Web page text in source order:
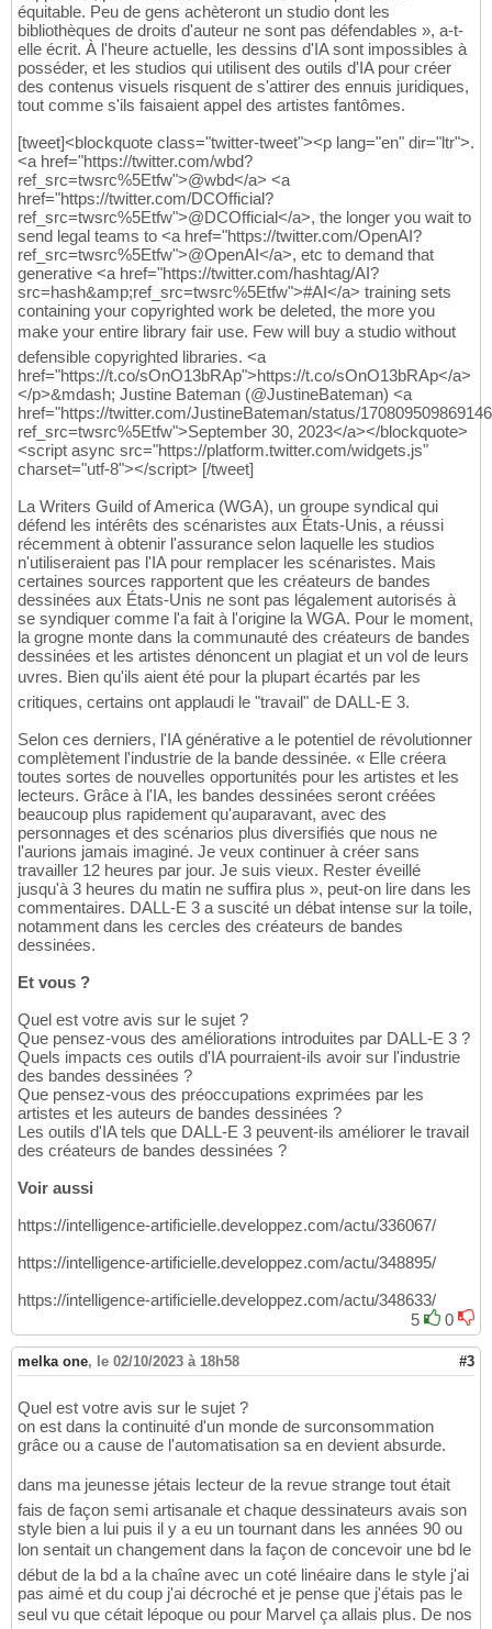
équitable. Peu de gens achèteront un studio dont les
bibliothèques de droits d'auteur ne sont pas défendables », a-t-
elle écrit. À l'heure actuelle, les dessins d'IA sont impossibles à
posséder, et les studios qui utilisent des outils d'IA pour créer
des contenus visuels risquent de s'attirer des ennuis juridiques,
tout comme s'ils faisaient appel des artistes fantômes.
[tweet]<blockquote class="twitter-tweet"><p lang="en" dir="ltr">.
<a href="https://twitter.com/wbd?
ref_src=twsrc%5Etfw">@wbd</a> <a
href="https://twitter.com/DCOfficial?
ref_src=twsrc%5Etfw">@DCOfficial</a>, the longer you wait to
send legal teams to <a href="https://twitter.com/OpenAI?
ref_src=twsrc%5Etfw">@OpenAI</a>, etc to demand that
generative <a href="https://twitter.com/hashtag/AI?
src=hash&amp;ref_src=twsrc%5Etfw">#AI</a> training sets
containing your copyrighted work be deleted, the more you
make your entire library fair use. Few will buy a studio without
defensible copyrighted libraries. <a
href="https://t.co/sOnO13bRAp">https://t.co/sOnO13bRAp</a>
</p>&mdash; Justine Bateman (@JustineBateman) <a
href="https://twitter.com/JustineBateman/status/
ref_src=twsrc%5Etfw">September 30, 2023</a></blockquote>
<script async src="https://platform.twitter.com/widgets.js"
charset="utf-8"></script> [/tweet]
La Writers Guild of America (WGA), un groupe syndical qui
défend les intérêts des scénaristes aux États-Unis, a réussi
récemment à obtenir l'assurance selon laquelle les studios
n'utiliseraient pas l'IA pour remplacer les scénaristes. Mais
certaines sources rapportent que les créateurs de bandes
dessinées aux États-Unis ne sont pas légalement autorisés à
se syndiquer comme l'a fait à l'origine la WGA. Pour le moment,
la grogne monte dans la communauté des créateurs de bandes
dessinées et les artistes dénoncent un plagiat et un vol de leurs
uvres. Bien qu'ils aient été pour la plupart écartés par les
critiques, certains ont applaudi le "travail" de DALL-E 3.
Selon ces derniers, l'IA générative a le potentiel de révolutionner
complètement l'industrie de la bande dessinée. « Elle créera
toutes sortes de nouvelles opportunités pour les artistes et les
lecteurs. Grâce à l'IA, les bandes dessinées seront créées
beaucoup plus rapidement qu'auparavant, avec des
personnages et des scénarios plus diversifiés que nous ne
l'aurions jamais imaginé. Je veux continuer à créer sans
travailler 12 heures par jour. Je suis vieux. Rester éveillé
jusqu'à 3 heures du matin ne suffira plus », peut-on lire dans les
commentaires. DALL-E 3 a suscité un débat intense sur la toile,
notamment dans les cercles des créateurs de bandes
dessinées.
Et vous ?
Quel est votre avis sur le sujet ?
Que pensez-vous des améliorations introduites par DALL-E 3 ?
Quels impacts ces outils d'IA pourraient-ils avoir sur l'industrie
des bandes dessinées ?
Que pensez-vous des préoccupations exprimées par les
artistes et les auteurs de bandes dessinées ?
Les outils d'IA tels que DALL-E 3 peuvent-ils améliorer le travail
des créateurs de bandes dessinées ?
Voir aussi
https://intelligence-artificielle.developpez.com/actu/336067/
https://intelligence-artificielle.developpez.com/actu/348895/
https://intelligence-artificielle.developpez.com/actu/348633/
5
0
melka one, le 02/10/2023 à 18h58 #3
Quel est votre avis sur le sujet ?
on est dans la continuité d'un monde de surconsommation
grâce ou a cause de l'automatisation sa en devient absurde.
dans ma jeunesse jétais lecteur de la revue strange tout était
fais de façon semi artisanale et chaque dessinateurs avais son
style bien a lui puis il y a eu un tournant dans les années 90 ou
lon sentait un changement dans la façon de concevoir une bd le
début de la bd a la chaîne avec un coté linéaire dans le style j'ai
pas aimé et du coup j'ai décroché et je pense que j'étais pas le
seul vu que cétait lépoque ou pour Marvel ça allais plus. De nos